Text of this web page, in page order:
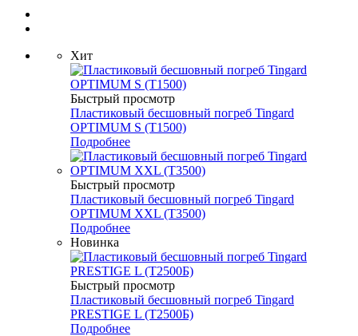
Хит
Быстрый просмотр
Пластиковый бесшовный погреб Tingard
OPTIMUM S (Т1500)
Подробнее
Быстрый просмотр
Пластиковый бесшовный погреб Tingard
OPTIMUM XXL (Т3500)
Подробнее
Новинка
Быстрый просмотр
Пластиковый бесшовный погреб Tingard
PRESTIGE L (Т2500Б)
Подробнее